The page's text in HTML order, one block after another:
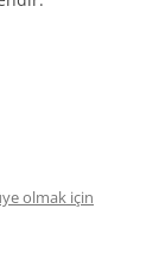
olmak için